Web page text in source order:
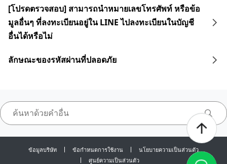
[โปรดตรวจสอบ] สามารถนำหมายเลขโทรศัพท์ หรือข้อ
มูลอื่นๆ ที่ลงทะเบียนอยู่ใน LINE ไปลงทะเบียนในบัญชี
อื่นได้หรือไม่
ลักษณะของรหัสผ่านที่ปลอดภัย
ข้อมูลบริษัท ข้อกำหนดการใช้งาน
นโยบายความเป็นส่วนตัว
ศูนย์ความเป็นส่วนตัว